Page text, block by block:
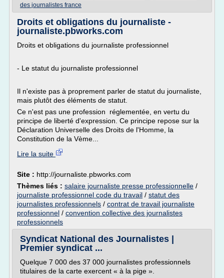
des journalistes france
Droits et obligations du journaliste -
journaliste.pbworks.com
Droits et obligations du journaliste professionnel
- Le statut du journaliste professionnel
Il n'existe pas à proprement parler de statut du journaliste,
mais plutôt des éléments de statut.
Ce n'est pas une profession réglementée, en vertu du
principe de liberté d'expression. Ce principe repose sur la
Déclaration Universelle des Droits de l'Homme, la
Constitution de la Vème...
Lire la suite
Site : http://journaliste.pbworks.com
Thèmes liés : salaire journaliste presse professionnelle /
journaliste professionnel code du travail / statut des
journalistes professionnels / contrat de travail journaliste
professionnel / convention collective des journalistes
professionnels
Syndicat National des Journalistes |
Premier syndicat ...
Quelque 7 000 des 37 000 journalistes professionnels
titulaires de la carte exercent « à la pige ».